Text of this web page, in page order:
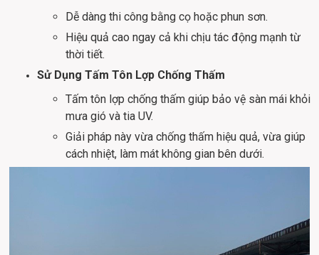
Dễ dàng thi công bằng cọ hoặc phun sơn.
Hiệu quả cao ngay cả khi chịu tác động mạnh từ
thời tiết.
Sử Dụng Tấm Tôn Lợp Chống Thấm
Tấm tôn lợp chống thấm giúp bảo vệ sàn mái khỏi
mưa gió và tia UV.
Giải pháp này vừa chống thấm hiệu quả, vừa giúp
cách nhiệt, làm mát không gian bên dưới.